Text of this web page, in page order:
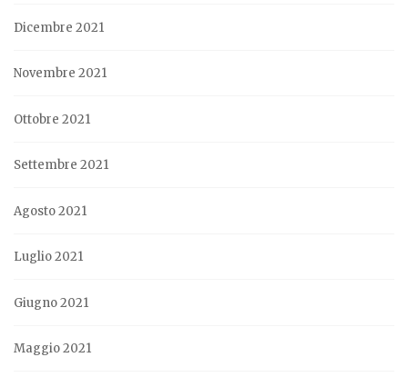
Dicembre 2021
Novembre 2021
Ottobre 2021
Settembre 2021
Agosto 2021
Luglio 2021
Giugno 2021
Maggio 2021